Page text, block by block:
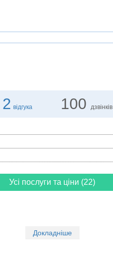
2 відгука 100 дзвінків
Усі послуги та ціни (22)
Докладніше